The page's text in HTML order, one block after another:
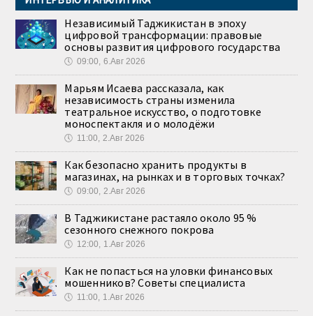
Независимый Таджикистан в эпоху
цифровой трансформации: правовые
основы развития цифрового государства
🕔 09:00, 6.Авг 2026
Марьям Исаева рассказала, как
независимость страны изменила
театральное искусство, о подготовке
моноспектакля и о молодёжи
🕔 11:00, 2.Авг 2026
Как безопасно хранить продукты в
магазинах, на рынках и в торговых точках?
🕔 09:00, 2.Авг 2026
В Таджикистане растаяло около 95 %
сезонного снежного покрова
🕔 12:00, 1.Авг 2026
Как не попасться на уловки финансовых
мошенников? Советы специалиста
🕔 11:00, 1.Авг 2026